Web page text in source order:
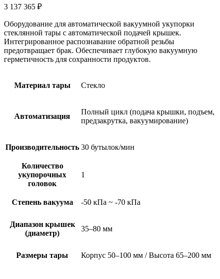
3 137 365 ₽
Оборудование для автоматической вакуумной укупорки
стеклянной тары с автоматической подачей крышек.
Интегрированное распознавание обратной резьбы
предотвращает брак. Обеспечивает глубокую вакуумную
герметичность для сохранности продуктов.
Материал тары Стекло
Автоматизация
Полный цикл (подача крышки, подъем,
предзакрутка, вакуумирование)
Производительность 30 бутылок/мин
Количество
укупорочных
головок
1
Степень вакуума -50 кПа ~ -70 кПа
Диапазон крышек
(диаметр)
35–80 мм
Размеры тары Корпус 50–100 мм / Высота 65–200 мм